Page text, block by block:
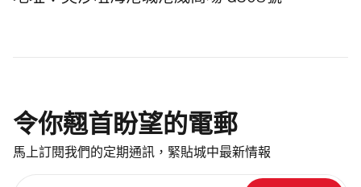
令你翹首盼望的電郵
馬上訂閱我們的定期通訊，緊貼城中最新情報